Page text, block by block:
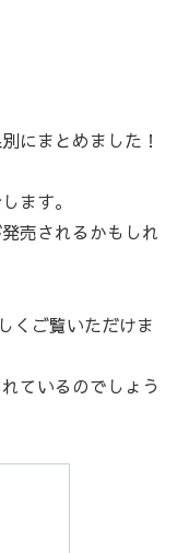
にまとめました！
ます。
売されるかもしれ
くご覧いただけま
ているのでしょう